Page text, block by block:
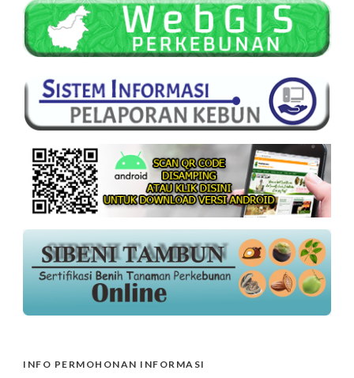
INFO PERMOHONAN INFORMASI